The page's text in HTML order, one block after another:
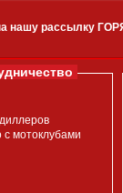
нашу рассылку
с мотоклубами